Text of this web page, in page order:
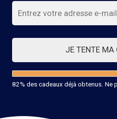
JE TENTE MA
82% des cadeaux déjà obtenus. Ne